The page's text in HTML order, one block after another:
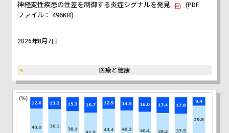
神経変性疾患の性差を制御する炎症シグナルを発見
(PDF
ファイル： 496KB)
2026年8月7日
医療と健康